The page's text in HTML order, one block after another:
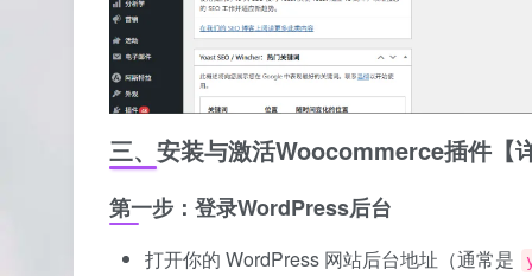
三、安装与激活Woocommerce插件【
第一步：登录WordPress后台
打开你的 WordPress 网站后台地址（通常是